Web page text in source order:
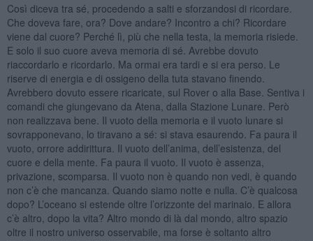
Così diceva tra sé, procedendo a salti e sforzandosi di ricordare.
Che doveva fare, ora? Dove andare? Incontro a chi? Ricordare
viene dal cuore? Perché lì, più che nella testa, la memoria risiede.
E solo il suo cuore aveva memoria di sé. Avrebbe dovuto
riaccordarlo e ricordarlo. Ma ormai era tardi e si era perso. Le
riserve di energia e di ossigeno della tuta stavano finendo.
Avrebbero dovuto essere ricaricate, sul Rover o alla Base. Sentiva i
comandi che giungevano da Atena, dalla Stazione Lunare. Però
non realizzava bene. Il vuoto della memoria e il vuoto lunare si
sovrapponevano, lo tiravano a sé: si stava esaurendo. Fa paura il
vuoto, orrore addirittura. Il vuoto dell’anima, dell’esistenza, del
cuore e della mente. Fa paura il vuoto. Il vuoto è assenza,
privazione, scomparsa. Il vuoto non è quando non vedi, è quando
non c’è che mancanza. Quando siamo notte e nulla. C’è qualcosa
dopo? L’oceano si estende oltre l’orizzonte del marinaio. E allora
c’è altro, dopo la vita? Altro mondo di là dal mondo, altro spazio
oltre il nostro universo osservabile, ma forse è soltanto altro